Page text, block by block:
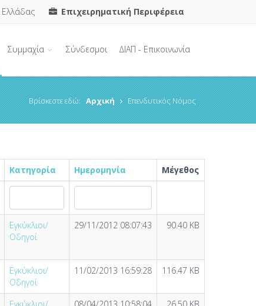
Ελλάδας Επιχειρηματική Περιφέρεια
Συμμαχία Σύνδεσμοι ΔΙΑΠ - Επικοινωνία
Βρίσκεστε εδώ: Αρχική Επενδυτικός Νόμος
Κατηγορία Ημερομηνία Μέγεθος
Εγκύκλιοι/
Οδηγοί
29/11/2012 08:07:43 90.40 KB
Εγκύκλιοι/
Οδηγοί
11/02/2013 16:59:28 116.47 KB